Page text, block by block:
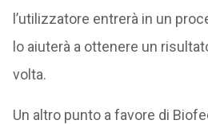
l’utilizzatore entrerà in un
lo aiuterà a ottenere un
volta.
Un altro punto a favore di